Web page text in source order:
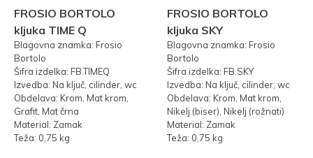
FROSIO BORTOLO
kljuka TIME Q
Blagovna znamka: Frosio
Bortolo
Šifra izdelka: FB.TIMEQ
Izvedba: Na ključ, cilinder, wc
Obdelava: Krom, Mat krom,
Grafit, Mat črna
Material: Zamak
Teža: 0,75 kg
FROSIO BORTOLO
kljuka SKY
Blagovna znamka: Frosio
Bortolo
Šifra izdelka: FB.SKY
Izvedba: Na ključ, cilinder, wc
Obdelava: Krom, Mat krom,
Nikelj (biser), Nikelj (rožnati)
Material: Zamak
Teža: 0,75 kg